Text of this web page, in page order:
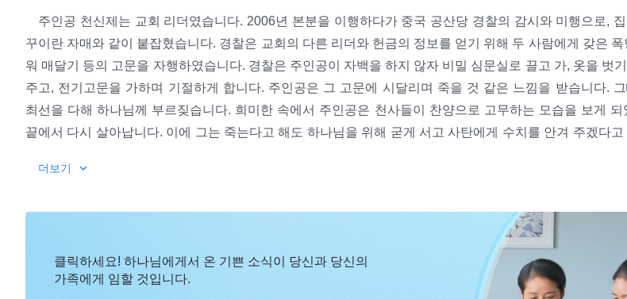
주인공 천신제는 교회 리더였습니다. 2006년 본분을 이행하다가 중국 공산당 경찰의 감시와 미행으로,
꾸이란 자매와 같이 붙잡혔습니다. 경찰은 교회의 다른 리더와 헌금의 정보를 얻기 위해 두 사람에게 갖은 폭
워 매달기 등의 고문을 자행하였습니다. 경찰은 주인공이 자백을 하지 않자 비밀 심문실로 끌고 가, 옷을 벗
주고, 전기고문을 가하며 기절하게 합니다. 주인공은 그 고문에 시달리며 죽을 것 같은 느낌을 받습니다.
최선을 다해 하나님께 부르짖습니다. 희미한 속에서 주인공은 천사들이 찬양으로 고무하는 모습을 보게 되
끝에서 다시 살아납니다. 이에 그는 죽는다고 해도 하나님을 위해 굳게 서고 사탄에게 수치를 안겨 주겠다고
나 첩자를 보내 주인공에게 잘해 주며 교회 정보를 얻어내려고 합니다. 그럴 때마다 주인공은 하나님을 의지
더보기
클릭하세요! 하나님에게서 온 기쁜 소식이 당신과 당신의
가족에게 임할 것입니다.